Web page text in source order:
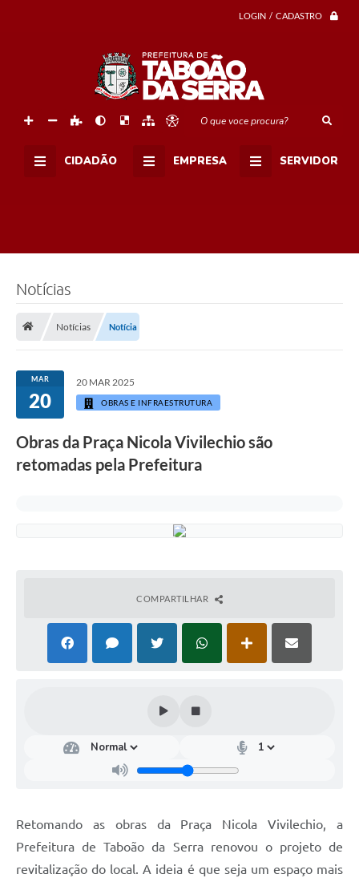
LOGIN / CADASTRO
O que voce procura?
CIDADÃO EMPRESA SERVIDOR
Notícias
Notícias Notícia
MAR
20
20 MAR 2025
OBRAS E INFRAESTRUTURA
Obras da Praça Nicola Vivilechio são
retomadas pela Prefeitura
COMPARTILHAR
Retomando as obras da Praça Nicola Vivilechio, a
Prefeitura de Taboão da Serra renovou o projeto de
revitalização do local. A ideia é que seja um espaço mais